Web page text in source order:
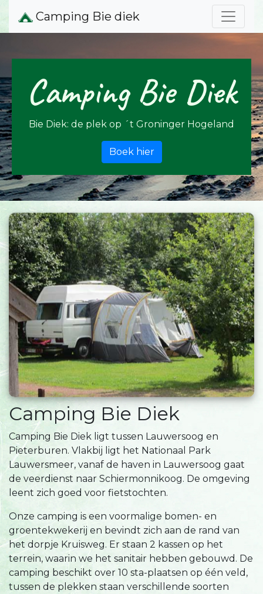
Camping Bie diek
Camping Bie Diek
Bie Diek: de plek op ´t Groninger Hogeland
Boek hier
Camping Bie Diek
Camping Bie Diek ligt tussen Lauwersoog en
Pieterburen. Vlakbij ligt het Nationaal Park
Lauwersmeer, vanaf de haven in Lauwersoog gaat
de veerdienst naar Schiermonnikoog. De omgeving
leent zich goed voor fietstochten.
Onze camping is een voormalige bomen- en
groentekwekerij en bevindt zich aan de rand van
het dorpje Kruisweg. Er staan 2 kassen op het
terrein, waarin we het sanitair hebben gebouwd. De
camping beschikt over 10 sta-plaatsen op één veld,
tussen de plekken staan verschillende soorten